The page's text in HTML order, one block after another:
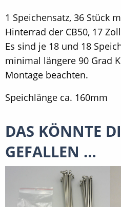
1 Speichensatz, 36 Stück
Hinterrad der CB50, 17 Zoll
Es sind je 18 und 18
minimal längere 90 Grad
Montage beachten.
Speichlänge ca. 160mm
DAS KÖNNTE
GEFALLEN …